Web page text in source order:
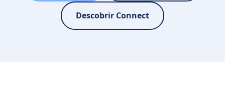
Descobrir Connect